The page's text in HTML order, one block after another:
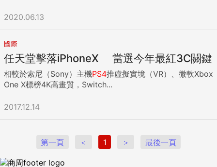
2020.06.13
國際
任天堂擊落iPhoneX 當選今年最紅3C關鍵
相較於索尼（Sony）主機PS4推虛擬實境（VR）、微軟Xbox
One X標榜4K高畫質，Switch...
2017.12.14
第一頁 ＜ 1 ＞ 最後一頁